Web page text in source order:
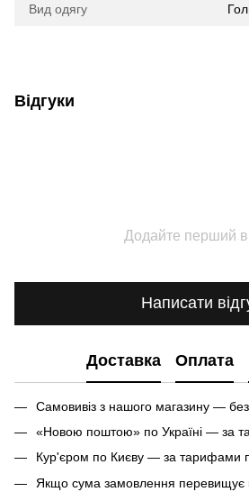
Вид одягу
Відгуки
Додайте перший
Написати
Доставка Оплата
Самовивіз з нашого магазину —
«Новою поштою» по Україні — за
Кур'єром по Києву — за тарифами
Якщо сума замовлення перевищує